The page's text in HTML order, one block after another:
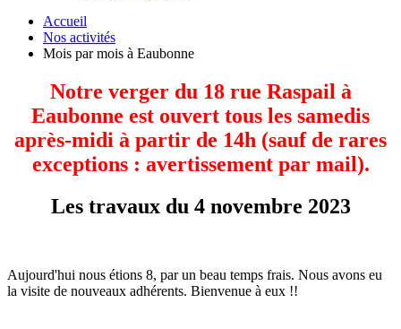
Accueil
Nos activités
Mois par mois à Eaubonne
Notre verger du 18 rue Raspail à
Eaubonne est ouvert tous les samedis
après-midi à partir de 14h (sauf de rares
exceptions : avertissement par mail).
Les travaux du 4 novembre 2023
Aujourd'hui nous étions 8, par un beau temps frais. Nous avons eu
la visite de nouveaux adhérents. Bienvenue à eux !!